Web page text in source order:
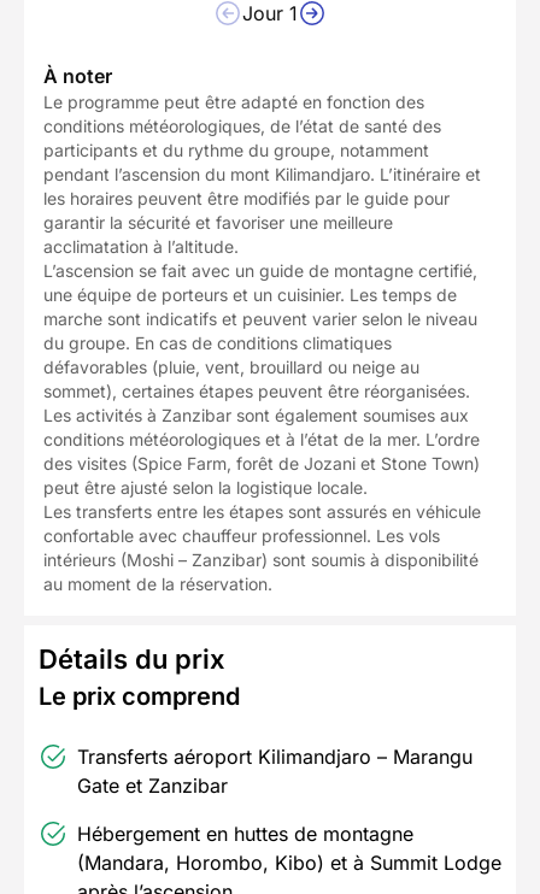
Jour 1
À noter
Le programme peut être adapté en fonction des
conditions météorologiques, de l’état de santé des
participants et du rythme du groupe, notamment
pendant l’ascension du mont Kilimandjaro. L’itinéraire et
les horaires peuvent être modifiés par le guide pour
garantir la sécurité et favoriser une meilleure
acclimatation à l’altitude.
L’ascension se fait avec un guide de montagne certifié,
une équipe de porteurs et un cuisinier. Les temps de
marche sont indicatifs et peuvent varier selon le niveau
du groupe. En cas de conditions climatiques
défavorables (pluie, vent, brouillard ou neige au
sommet), certaines étapes peuvent être réorganisées.
Les activités à Zanzibar sont également soumises aux
conditions météorologiques et à l’état de la mer. L’ordre
des visites (Spice Farm, forêt de Jozani et Stone Town)
peut être ajusté selon la logistique locale.
Les transferts entre les étapes sont assurés en véhicule
confortable avec chauffeur professionnel. Les vols
intérieurs (Moshi – Zanzibar) sont soumis à disponibilité
au moment de la réservation.
Détails du prix
Le prix comprend
Transferts aéroport Kilimandjaro – Marangu
Gate et Zanzibar
Hébergement en huttes de montagne
(Mandara, Horombo, Kibo) et à Summit Lodge